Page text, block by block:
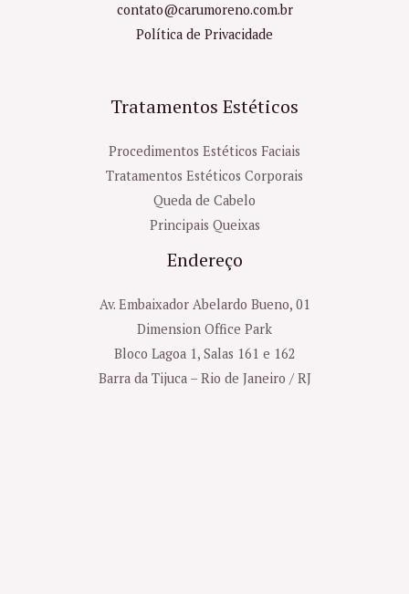
contato@carumoreno.com.br
Política de Privacidade
Tratamentos Estéticos
Procedimentos Estéticos Faciais
Tratamentos Estéticos Corporais
Queda de Cabelo
Principais Queixas
Endereço
Av. Embaixador Abelardo Bueno, 01
Dimension Office Park
Bloco Lagoa 1, Salas 161 e 162
Barra da Tijuca – Rio de Janeiro / RJ